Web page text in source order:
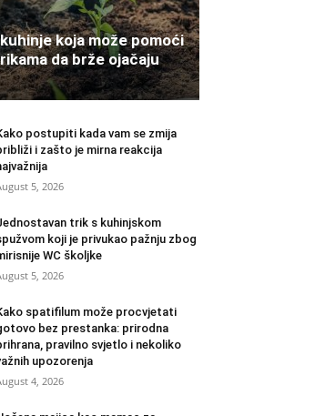
koja može pomoći
da brže ojačaju
postupiti kada vam se zmija
i zašto je mirna reakcija
5, 2026
trik s kuhinjskom
koji je privukao pažnju zbog
WC školjke
5, 2026
spatifilum može procvjetati
bez prestanka: prirodna
pravilno svjetlo i nekoliko
upozorenja
4, 2026